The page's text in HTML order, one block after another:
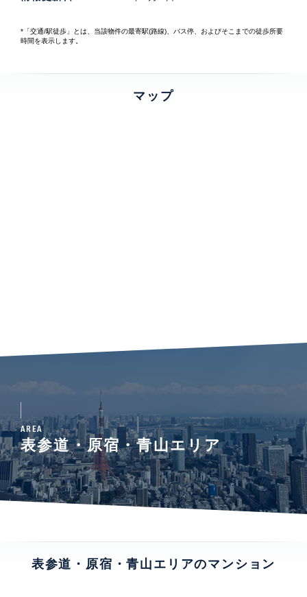
*「交通/駅徒歩」とは、当該物件の最寄駅(路線)、バス停、およびそこまでの徒歩所要
時間を表示します。
マップ
AREA
表参道・原宿・青山エリア
表参道・原宿・青山エリアのマンション